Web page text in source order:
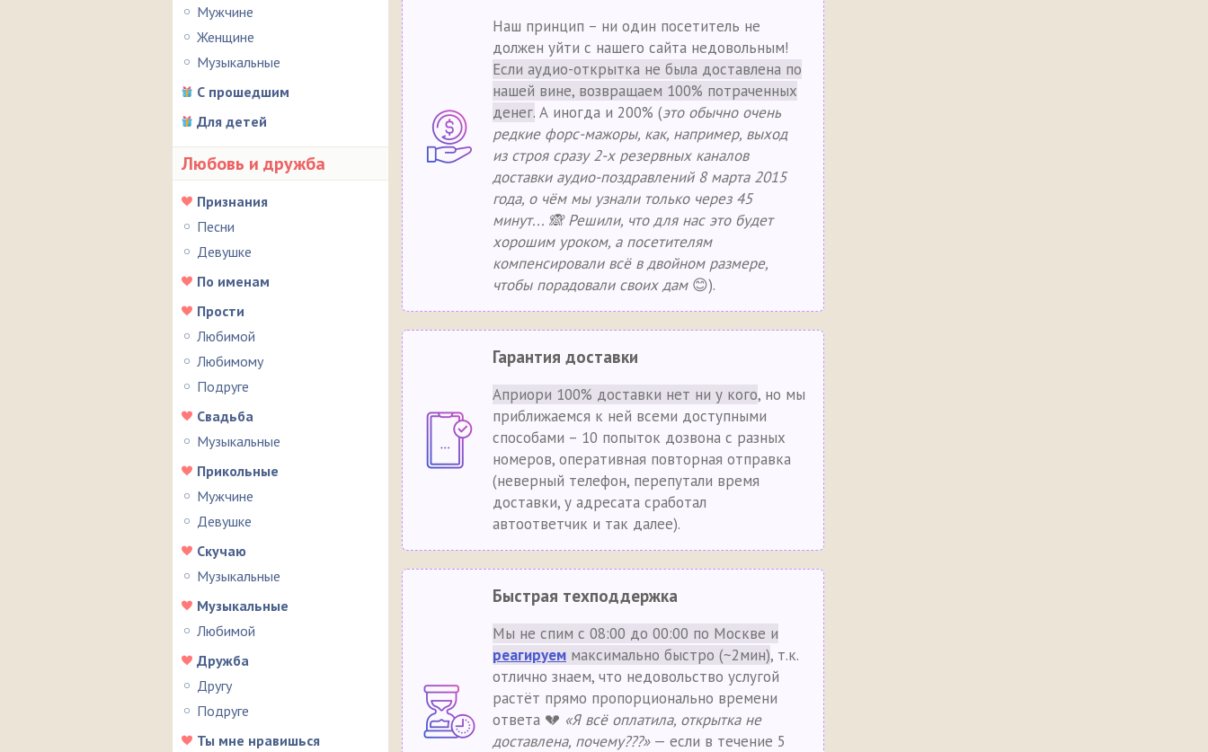
Мужчине
Женщине
Музыкальные
С прошедшим
Для детей
Любовь и дружба
Признания
Песни
Девушке
По именам
Прости
Любимой
Любимому
Подруге
Свадьба
Музыкальные
Прикольные
Мужчине
Девушке
Скучаю
Музыкальные
Музыкальные
Любимой
Дружба
Другу
Подруге
Ты мне нравишься
Наш принцип – ни один посетитель не
должен уйти с нашего сайта недовольным!
Если аудио-открытка не была доставлена по
нашей вине, возвращаем 100% потраченных
денег. А иногда и 200% (это обычно очень
редкие форс-мажоры, как, например, выход
из строя сразу 2-х резервных каналов
доставки аудио-поздравлений 8 марта 2015
года, о чём мы узнали только через 45
минут... 🙈 Решили, что для нас это будет
хорошим уроком, а посетителям
компенсировали всё в двойном размере,
чтобы порадовали своих дам😊).
Гарантия доставки
Априори 100% доставки нет ни у кого, но мы
приближаемся к ней всеми доступными
способами – 10 попыток дозвона с разных
номеров, оперативная повторная отправка
(неверный телефон, перепутали время
доставки, у адресата сработал
автоответчик и так далее).
Быстрая техподдержка
Мы не спим с 08:00 до 00:00 по Москве и
реагируем максимально быстро (~2мин), т.к.
отлично знаем, что недовольство услугой
растёт прямо пропорционально времени
ответа 💔 «Я всё оплатила, открытка не
доставлена, почему???»— если в течение 5